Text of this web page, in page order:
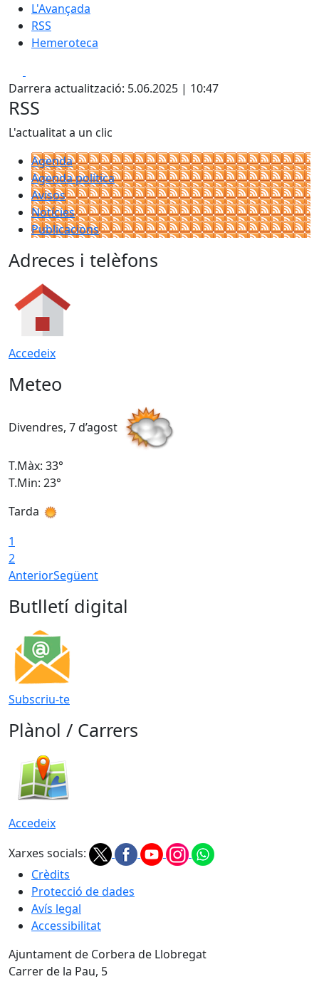
L'Avançada
RSS
Hemeroteca
Darrera actualització: 5.06.2025 | 10:47
RSS
L'actualitat a un clic
Agenda
Agenda política
Avisos
Notícies
Publicacions
Adreces i telèfons
Accedeix
Meteo
Divendres, 7 d’agost
T.Màx: 33°
T.Min: 23°
Tarda
1
2
AnteriorSegüent
Butlletí digital
Subscriu-te
Plànol / Carrers
Accedeix
Xarxes socials:
Crèdits
Protecció de dades
Avís legal
Accessibilitat
Ajuntament de Corbera de Llobregat
Carrer de la Pau, 5